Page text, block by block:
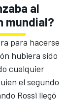
al
mundial?
para hacerse
hubiera sido
cualquier
el segundo
Rossi llegó